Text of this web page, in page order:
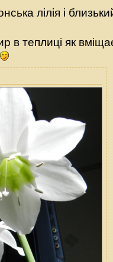
лілія і
в теплиці як